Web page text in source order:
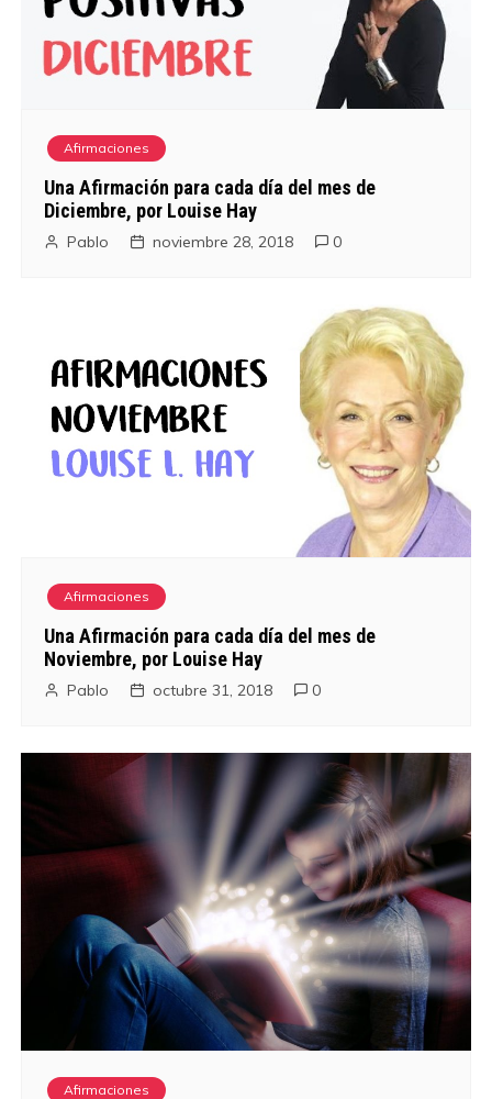
Afirmaciones
Una Afirmación para cada día del mes de
Diciembre, por Louise Hay
Pablo noviembre 28, 2018 0
Afirmaciones
Una Afirmación para cada día del mes de
Noviembre, por Louise Hay
Pablo octubre 31, 2018 0
Afirmaciones